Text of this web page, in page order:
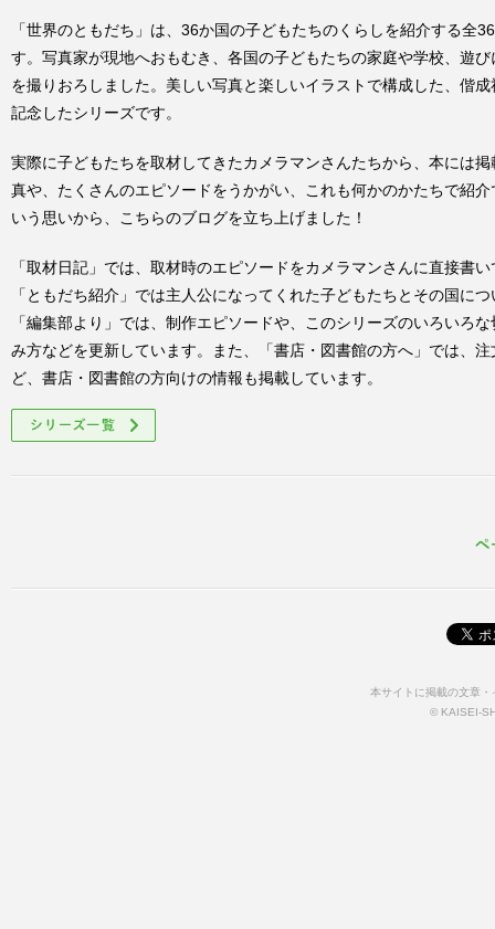
「世界のともだち」は、36か国の子どもたちのくらしを紹介する全
す。写真家が現地へおもむき、各国の子どもたちの家庭や学校、遊
を撮りおろしました。美しい写真と楽しいイラストで構成した、偕
記念したシリーズです。
実際に子どもたちを取材してきたカメラマンさんたちから、本には
真や、たくさんのエピソードをうかがい、これも何かのかたちで紹
いう思いから、こちらのブログを立ち上げました！
「取材日記」では、取材時のエピソードをカメラマンさんに直接書
「ともだち紹介」では主人公になってくれた子どもたちとその国に
「編集部より」では、制作エピソードや、このシリーズのいろいろ
み方などを更新しています。また、「書店・図書館の方へ」では、
ど、書店・図書館の方向けの情報も掲載しています。
本サイトに掲載の文章
© KAISEI-